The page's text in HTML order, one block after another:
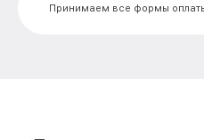
Принимаем все формы